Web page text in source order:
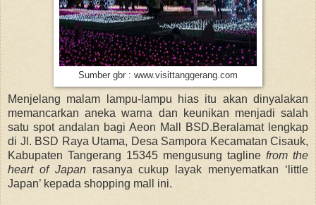
Sumber gbr : www.visittanggerang.com
Menjelang malam lampu-lampu hias itu akan dinyalakan
memancarkan aneka warna dan keunikan menjadi salah
satu spot andalan bagi Aeon Mall BSD.Beralamat lengkap
di Jl. BSD Raya Utama, Desa Sampora Kecamatan Cisauk,
Kabupaten Tangerang 15345 mengusung tagline from the
heart of Japan rasanya cukup layak menyematkan ‘little
Japan’ kepada shopping mall ini.